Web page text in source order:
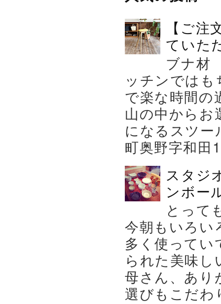
【ご
ていた
ブナ材
ッチンでは
で楽な時間の
山の中から
になるスツー
町奥野字和
スタジ
ンボー
とって
今朝もいろい
多く使ってい
られた美味
母さん、あり
選びもこだ